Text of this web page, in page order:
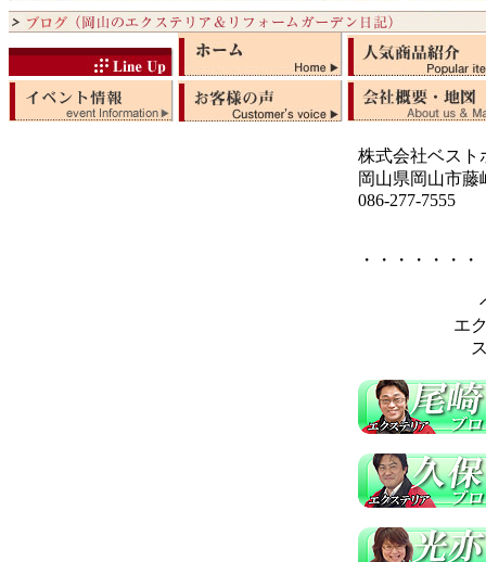
株式会社ベスト
岡山県岡山市藤
086-277-7555
・・・・・・
エ